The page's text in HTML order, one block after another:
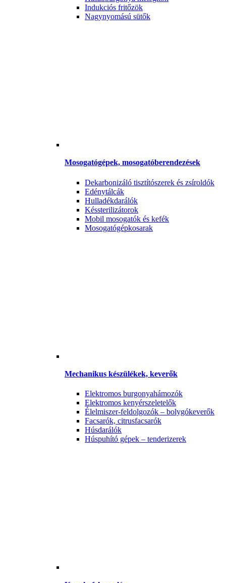
Indukciós fritőzök
Nagynyomású sütők
Mosogatógépek, mosogatóberendezések
Dekarbonizáló tisztítószerek és zsíroldók
Edénytálcák
Hulladékdarálók
Késsterilizátorok
Mobil mosogatók és kefék
Mosogatógépkosarak
Mechanikus készülékek, keverők
Elektromos burgonyahámozók
Elektromos kenyérszeletelők
Élelmiszer-feldolgozók – bolygókeverők
Facsarók, citrusfacsarók
Húsdarálók
Húspuhító gépek – tenderizerek